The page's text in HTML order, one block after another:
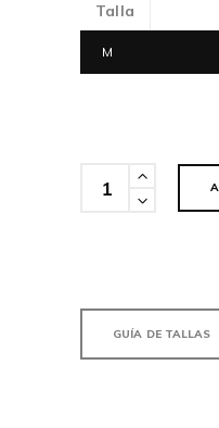
Talla
M
Cantidad
GUÍA DE TALLAS